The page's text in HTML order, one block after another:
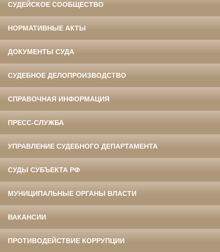
СУДЕЙСКОЕ СООБЩЕСТВО
НОРМАТИВНЫЕ АКТЫ
ДОКУМЕНТЫ СУДА
СУДЕБНОЕ ДЕЛОПРОИЗВОДСТВО
СПРАВОЧНАЯ ИНФОРМАЦИЯ
ПРЕСС-СЛУЖБА
УПРАВЛЕНИЕ СУДЕБНОГО ДЕПАРТАМЕНТА
СУДЫ СУБЪЕКТА РФ
МУНИЦИПАЛЬНЫЕ ОРГАНЫ ВЛАСТИ
ВАКАНСИИ
ПРОТИВОДЕЙСТВИЕ КОРРУПЦИИ